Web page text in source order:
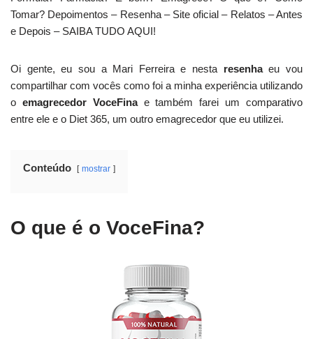
Tomar? Depoimentos – Resenha – Site oficial – Relatos – Antes
e Depois – SAIBA TUDO AQUI!
Oi gente, eu sou a Mari Ferreira e nesta resenhaeu vou
compartilhar com vocês como foi a minha experiência utilizando
o emagrecedor VoceFinae também farei um comparativo
entre ele e o Diet 365, um outro emagrecedor que eu utilizei.
Conteúdo mostrar
O que é o VoceFina?